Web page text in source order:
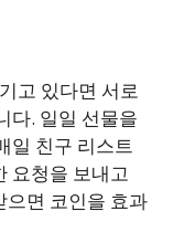
고 있다면 서로
다. 일일 선물을
일 친구 리스트
요청을 보내고
으면 코인을 효과